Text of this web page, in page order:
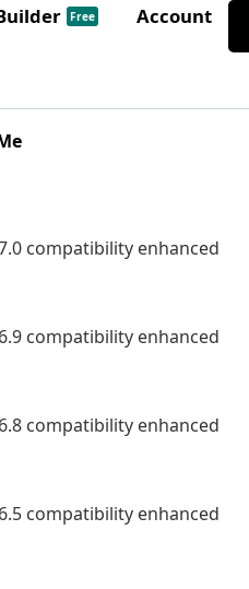
Free Account
compatibility enhanced
compatibility enhanced
compatibility enhanced
compatibility enhanced